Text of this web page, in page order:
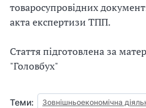
товаросупровідних
акта експертизи ТПП.
Стаття підготовлена за
"Головбух"
Теми: Зовнішньоекономічна